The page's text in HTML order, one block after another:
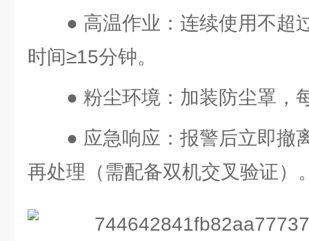
● 高温作业：连续使用不超
时间≥15分钟。
● 粉尘环境：加装防尘罩，
● 应急响应：报警后立即撤
再处理（需配备双机交叉验证）